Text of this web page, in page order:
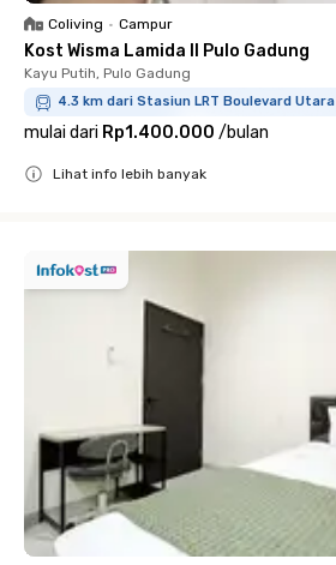
Coliving • Campur
Kost Wisma Lamida II Pulo Gadung
Kayu Putih, Pulo Gadung
4.3 km dari Stasiun LRT Boulevard Utara
mulai dari Rp1.400.000 /bulan
Lihat info lebih banyak